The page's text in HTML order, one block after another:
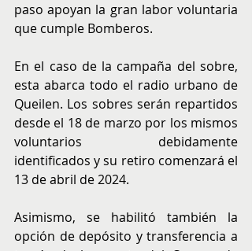
paso apoyan la gran labor voluntaria
que cumple Bomberos.
En el caso de la campaña del sobre,
esta abarca todo el radio urbano de
Queilen. Los sobres serán repartidos
desde el 18 de marzo por los mismos
voluntarios debidamente
identificados y su retiro comenzará el
13 de abril de 2024.
Asimismo, se habilitó también la
opción de depósito y transferencia a